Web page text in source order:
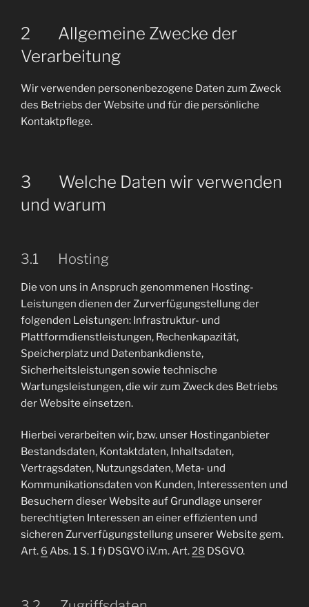
2 Allgemeine Zwecke der
Verarbeitung
Wir verwenden personenbezogene Daten zum Zweck
des Betriebs der Website und für die persönliche
Kontaktpflege.
3 Welche Daten wir verwenden
und warum
3.1 Hosting
Die von uns in Anspruch genommenen Hosting-
Leistungen dienen der Zurverfügungstellung der
folgenden Leistungen: Infrastruktur- und
Plattformdienstleistungen, Rechenkapazität,
Speicherplatz und Datenbankdienste,
Sicherheitsleistungen sowie technische
Wartungsleistungen, die wir zum Zweck des Betriebs
der Website einsetzen.
Hierbei verarbeiten wir, bzw. unser Hostinganbieter
Bestandsdaten, Kontaktdaten, Inhaltsdaten,
Vertragsdaten, Nutzungsdaten, Meta- und
Kommunikationsdaten von Kunden, Interessenten und
Besuchern dieser Website auf Grundlage unserer
berechtigten Interessen an einer effizienten und
sicheren Zurverfügungstellung unserer Website gem.
Art. 6 Abs. 1 S. 1 f) DSGVO i.V.m. Art.28 DSGVO.